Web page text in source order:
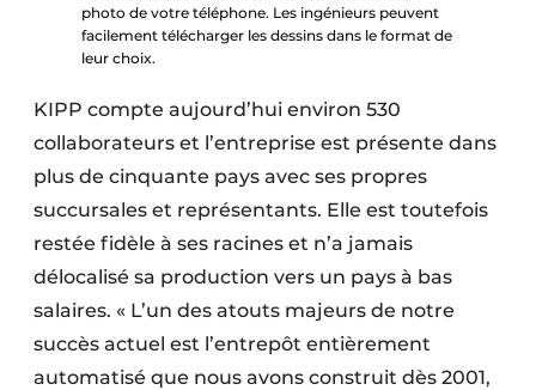
photo de votre téléphone. Les ingénieurs peuvent
facilement télécharger les dessins dans le format de
leur choix.
KIPP compte aujourd’hui environ 530
collaborateurs et l’entreprise est présente dans
plus de cinquante pays avec ses propres
succursales et représentants. Elle est toutefois
restée fidèle à ses racines et n’a jamais
délocalisé sa production vers un pays à bas
salaires. « L’un des atouts majeurs de notre
succès actuel est l’entrepôt entièrement
automatisé que nous avons construit dès 2001,